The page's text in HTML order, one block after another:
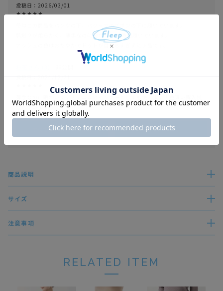
投稿日 2026/03/01
冬はこの商品をパンツの下、パジャマのズボンの下に履いています。
肌触りが柔らかく、薄手なのに暖かく、24時間履いています。
アッシュの色はおだやかでドットが目立ちすぎずに上品です。
投稿日 2024/12/31
薄手なのに暖かいです！デニムのインナーとしても使えます！色違い購入検
討しています。
すべてのレビューを見る レビューを書く
商品説明
サイズ
注意事項
RELATED ITEM